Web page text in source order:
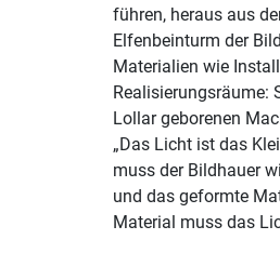
führen, heraus aus
Elfenbeinturm der
Materialien wie
Realisierungsräume:
Lollar geborenen
„Das Licht ist das
muss der Bildhauer
und das geformte
Material muss das